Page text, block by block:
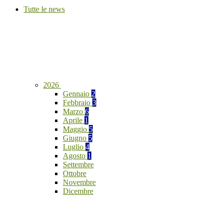
Tutte le news
2026
Gennaio 2
Febbraio 3
Marzo 6
Aprile 1
Maggio 5
Giugno 5
Luglio 4
Agosto 1
Settembre
Ottobre
Novembre
Dicembre